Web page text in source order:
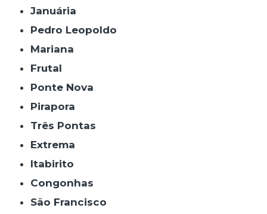
Januária
Pedro Leopoldo
Mariana
Frutal
Ponte Nova
Pirapora
Três Pontas
Extrema
Itabirito
Congonhas
São Francisco